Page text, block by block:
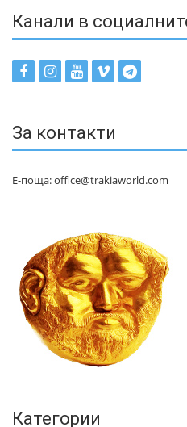
Канали в
За контакти
Е-поща: office@trakiaworld.com
Категории